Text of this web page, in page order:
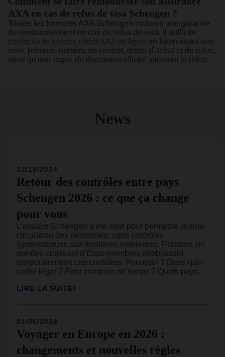
AXA en cas de refus de visa Schengen ?
Toutes les formules AXA Schengen incluent une garantie
de remboursement en cas de refus de visa. Il suffit de
contacter le service client AXA en ligne en fournissant vos
nom, prénom, numéro de contrat, dates d'achat et de refus,
ainsi qu'une copie du document officiel attestant le refus.
News
Retour des contrôles entre pays
Schengen 2026 : ce que ça change
pour vous
L’espace Schengen a été créé pour permettre la libre
circulation des personnes, sans contrôles
systématiques aux frontières intérieures. Pourtant, un
nombre croissant d’États-membres rétablissent
temporairement ces contrôles. Pourquoi ? Dans quel
cadre légal ? Pour combien de temps ? Quels pays
ce qu’il faut savoir et ce que cela change
LIRE LA SUITE
12/19/2024
Voyager en Europe en 2026 :
changements et nouvelles règles
01/06/2026